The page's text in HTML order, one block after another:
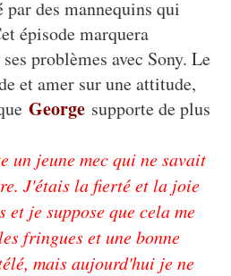
des mannequins qui
épisode marquera
problèmes avec Sony. Le
et amer sur une attitude,
George supporte de plus
un jeune mec qui ne savait
J'étais la fierté et la joie
et je suppose que cela me
fringues et une bonne
mais aujourd'hui je ne